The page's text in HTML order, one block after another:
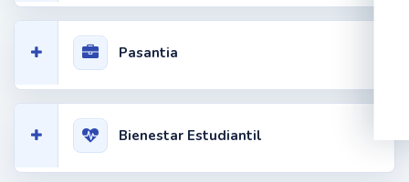
Pasantia
Bienestar Estudiantil